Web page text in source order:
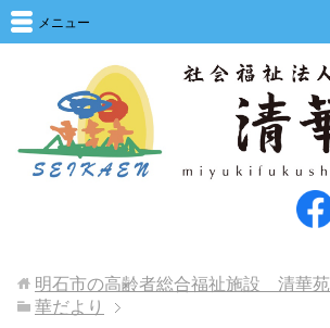
メニュー
明石市の高齢者総合福祉施設 清華苑
華だより